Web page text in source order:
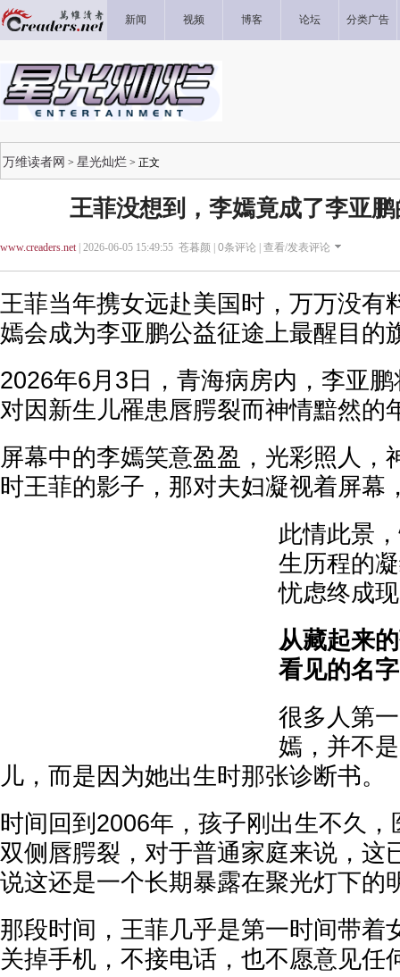
新闻 视频 博客 论坛 分类广告
万维读者网 > 星光灿烂 > 正文
王菲没想到，李嫣竟成了李亚
www.creaders.net| 2026-06-05 15:49:55 苍暮颜 | 0条评论 | 查看/发表评论
王菲当年携女远赴美国时，万万没有
嫣会成为李亚鹏公益征途上最醒目的
2026年6月3日，青海病房内，李亚
对因新生儿罹患唇腭裂而神情黯然的
屏幕中的李嫣笑意盈盈，光彩照人，
时王菲的影子，那对夫妇凝视着屏幕
此情此景
生历程的
忧虑终成
从藏起来
看见的名字
很多人第
嫣，并不
儿，而是因为她出生时那张诊断书。
时间回到2006年，孩子刚出生不久
双侧唇腭裂，对于普通家庭来说，这
说这还是一个长期暴露在聚光灯下的
那段时间，王菲几乎是第一时间带着
关掉手机，不接电话，也不愿意见任